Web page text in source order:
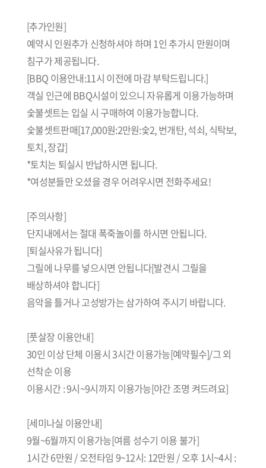
[추가인원]
예약시 인원추가 신청하셔야 하며 1인 추가시 만원이며
침구가 제공됩니다.
[BBQ 이용안내:11시 이전에 마감 부탁드립니다.]
객실 인근에 BBQ시설이 있으니 자유롭게 이용가능하며
숯불셋트는 입실 시 구매하여 이용가능합니다.
숯불셋트판매[17,000원:2만원:숯2, 번개탄, 석쇠, 식탁보,
토치, 장갑]
*토치는 퇴실시 반납하시면 됩니다.
*여성분들만 오셨을 경우 어려우시면 전화주세요!
[주의사항]
단지내에서는 절대 폭죽놀이를 하시면 안됩니다.
[퇴실사유가 됩니다]
그릴에 나무를 넣으시면 안됩니다[발견시 그릴을
배상하셔야 합니다]
음악을 틀거나 고성방가는 삼가하여 주시기 바랍니다.
[풋살장 이용안내]
30인 이상 단체 이용시 3시간 이용가능[예약필수]/그 외
선착순 이용
이용시간 : 9시~9시까지 이용가능[야간 조명 켜드려요]
[세미나실 이용안내]
9월~6월까지 이용가능[여름 성수기 이용 불가]
1시간 6만원 / 오전타임 9~12시: 12만원 / 오후 1시~4시 :